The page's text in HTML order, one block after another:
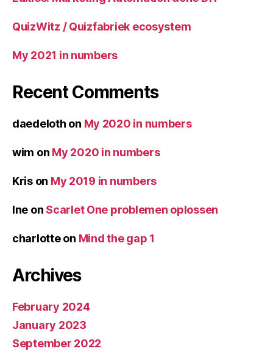
QuizWitz / Quizfabriek ecosystem
My 2021 in numbers
Recent Comments
daedeloth on My 2020 in numbers
wim on My 2020 in numbers
Krison My 2019 in numbers
Ine on Scarlet One problemen oplossen
charlotteon Mind the gap 1
Archives
February 2024
January 2023
September 2022